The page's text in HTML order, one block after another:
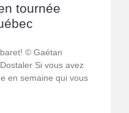
tournée
© Gaétan
Si vous avez
en semaine qui vous